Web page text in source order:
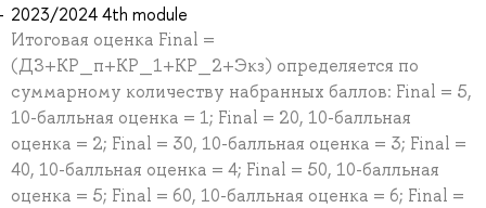
2023/2024 4th module
Итоговая оценка Final =
(ДЗ+КР_п+КР_1+КР_2+Экз) определяется по
суммарному количеству набранных баллов: Final = 5,
10-балльная оценка = 1; Final = 20, 10-балльная
оценка = 2; Final = 30, 10-балльная оценка = 3; Final =
40, 10-балльная оценка = 4; Final = 50, 10-балльная
оценка = 5; Final = 60, 10-балльная оценка = 6; Final =